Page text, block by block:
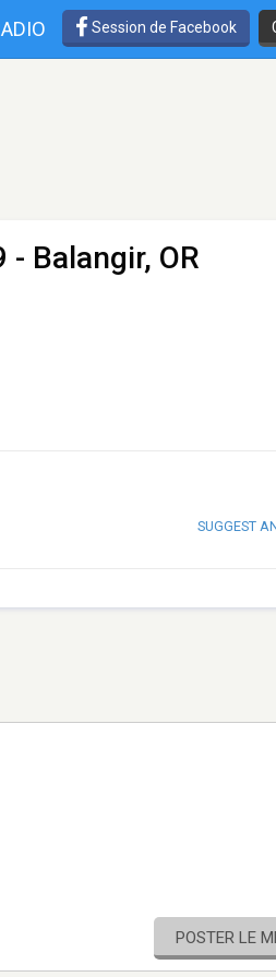
Session de Facebook
- Balangir, OR
SUGGEST
POSTER LE